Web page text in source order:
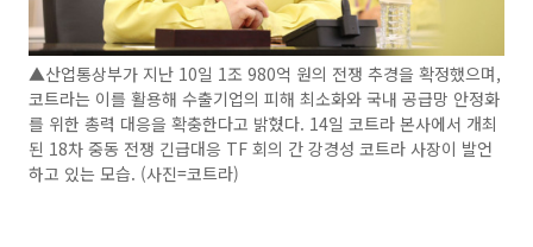
▲산업통상부가 지난 10일 1조 980억 원의 전쟁 추경을 확정했으며,
코트라는 이를 활용해 수출기업의 피해 최소화와 국내 공급망 안정화
를 위한 총력 대응을 확충한다고 밝혔다. 14일 코트라 본사에서 개최
된 18차 중동 전쟁 긴급대응 TF 회의 간 강경성 코트라 사장이 발언
하고 있는 모습. (사진=코트라)